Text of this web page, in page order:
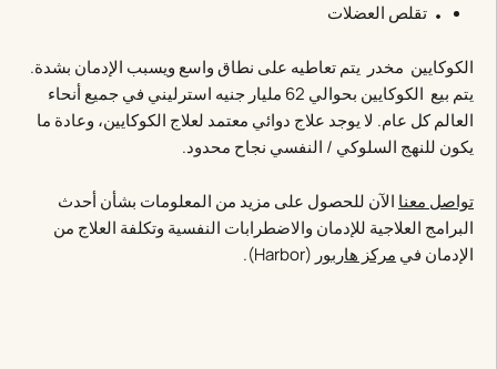
تقلص العضلات
الكوكايين مخدر يتم تعاطيه على نطاق واسع ويسبب الإدمان بشدة.
يتم بيع الكوكايين بحوالي 62 مليار جنيه استرليني في جميع أنحاء
العالم كل عام. لا يوجد علاج دوائي معتمد لعلاج الكوكايين، وعادة ما
يكون للنهج السلوكي / النفسي نجاح محدود.
تواصل معنا الآن للحصول على مزيد من المعلومات بشأن أحدث
البرامج العلاجية للإدمان والاضطرابات النفسية وتكلفة العلاج من
الإدمان في مركز هاربور (Harbor).